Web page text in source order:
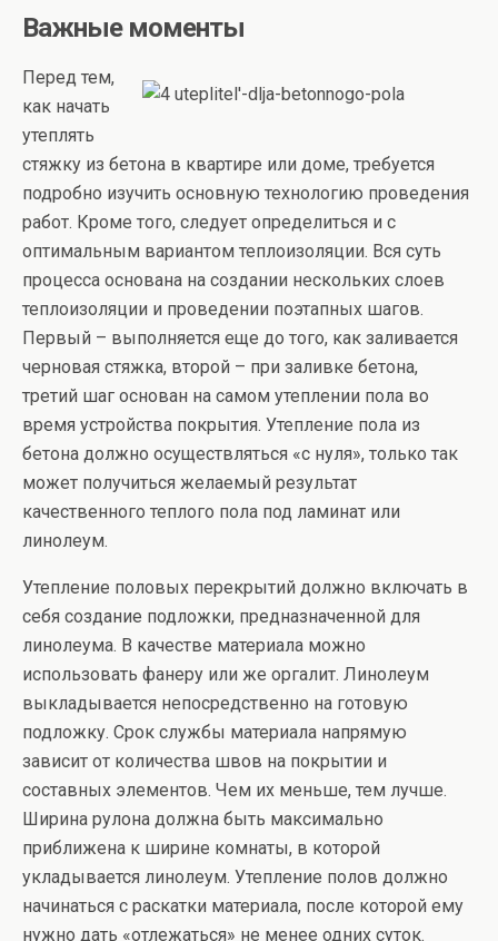
Важные моменты
Перед тем,
как начать
утеплять
стяжку из бетона в квартире или доме, требуется
подробно изучить основную технологию проведения
работ. Кроме того, следует определиться и с
оптимальным вариантом теплоизоляции. Вся суть
процесса основана на создании нескольких слоев
теплоизоляции и проведении поэтапных шагов.
Первый – выполняется еще до того, как заливается
черновая стяжка, второй – при заливке бетона,
третий шаг основан на самом утеплении пола во
время устройства покрытия. Утепление пола из
бетона должно осуществляться «с нуля», только так
может получиться желаемый результат
качественного теплого пола под ламинат или
линолеум.
Утепление половых перекрытий должно включать в
себя создание подложки, предназначенной для
линолеума. В качестве материала можно
использовать фанеру или же оргалит. Линолеум
выкладывается непосредственно на готовую
подложку. Срок службы материала напрямую
зависит от количества швов на покрытии и
составных элементов. Чем их меньше, тем лучше.
Ширина рулона должна быть максимально
приближена к ширине комнаты, в которой
укладывается линолеум. Утепление полов должно
начинаться с раскатки материала, после которой ему
нужно дать «отлежаться» не менее одних суток.